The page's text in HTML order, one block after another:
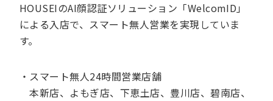
HOUSEIのAI顔認証ソリューション「WelcomID」
による入店で、スマート無人営業を実現していま
す。
・スマート無人24時間営業店舗
本新店、よもぎ店、下恵土店、豊川店、碧南店、